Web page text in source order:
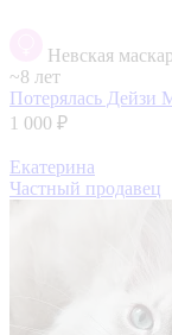
Невская
~8 лет
Потерялась Дейзи
1 000 ₽
Екатерина
Частный продавец